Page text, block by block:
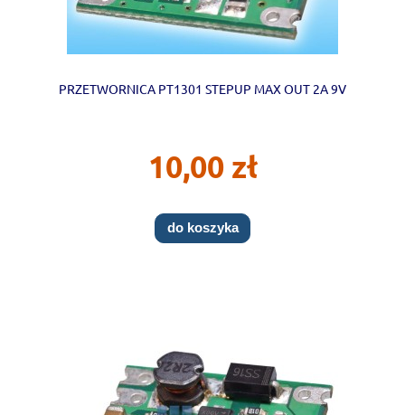
PRZETWORNICA PT1301 STEPUP MAX OUT 2A 9V
10,00 zł
do koszyka